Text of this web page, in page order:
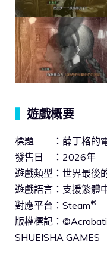
遊戲概要
標題 ：薛丁格的
發售日 ：2026年
遊戲類型：世界最後
遊戲語言：支援繁體
對應平台：Steam®
版權標記：
SHUEISHA GAMES